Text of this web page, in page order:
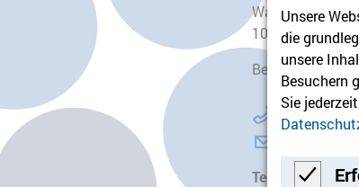
Wallstraße 65
10179 Berlin
+49 30 31
Technisch
Unsere
die
unsere
Besuchern
Sie